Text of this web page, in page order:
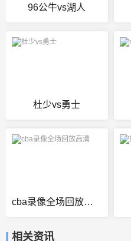
96公牛vs湖人
杜少vs勇士
cba录像全场回放高清
相关资讯